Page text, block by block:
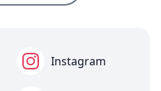
Instagram